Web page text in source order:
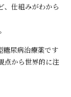
、仕組みがわから
糖尿病治療薬です
点から世界的に注